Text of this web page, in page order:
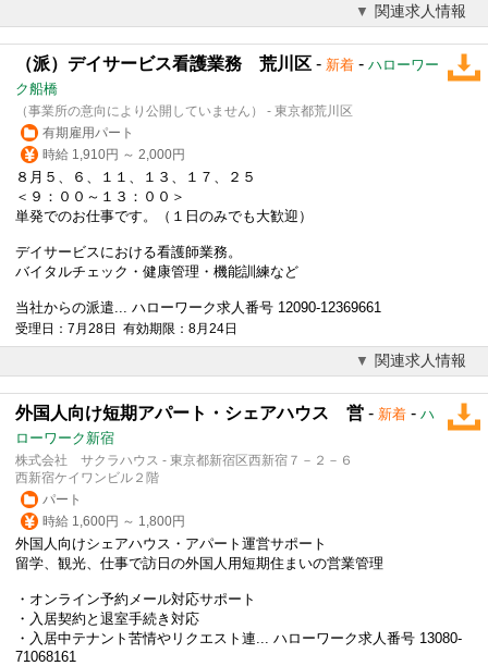
関連求人情報
（派）デイサービス看護業務 荒川区 - 新着 - ハローワー
ク船橋
（事業所の意向により公開していません） - 東京都荒川区
有期雇用パート
時給 1,910円 ～ 2,000円
８月５、６、１１、１３、１７、２５
＜９：００～１３：００＞
単発でのお仕事です。（１日のみでも大歓迎）
デイサービスにおける看護師業務。
バイタルチェック・健康管理・機能訓練など
当社からの派遣... ハローワーク求人番号 12090-12369661
受理日：7月28日 有効期限：8月24日
関連求人情報
外国人向け短期アパート・シェアハウス 営 - 新着 - ハ
ローワーク新宿
株式会社 サクラハウス - 東京都新宿区西新宿７－２－６
西新宿ケイワンビル２階
パート
時給 1,600円 ～ 1,800円
外国人向けシェアハウス・アパート運営サポート
留学 、観光、仕事で訪日の外国人用短期住まいの営業管理
・オンライン予約メール対応サポート
・入居契約と退室手続き対応
・入居中テナント苦情やリクエスト連... ハローワーク求人番号 13080-
71068161